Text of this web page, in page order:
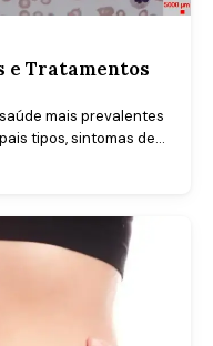
e Tratamentos
mais prevalentes
tipos, sintomas de
eficazes para